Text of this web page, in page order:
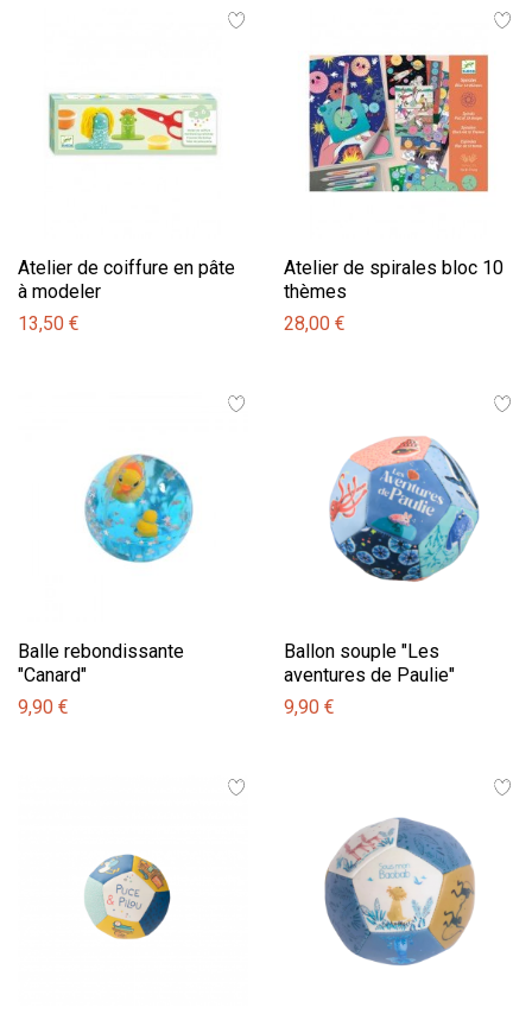
Atelier de coiffure en pâte
à modeler
13,50 €
Atelier de spirales bloc 10
thèmes
28,00 €
Balle rebondissante
"Canard"
9,90 €
Ballon souple "Les
aventures de Paulie"
9,90 €